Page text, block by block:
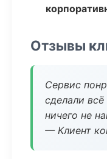
Отзывы
Сервис
сделали
ничего не
— Клиент